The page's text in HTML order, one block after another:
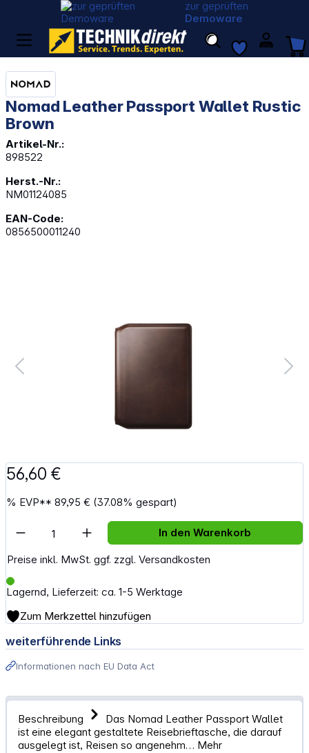
zur geprüften
Demoware
Nomad Leather Passport Wallet Rustic
Brown
Artikel-Nr.:
898522
Herst.-Nr.:
NM01124085
EAN-Code:
0856500011240
56,60 €
% EVP**89,95 € (37.08% gespart)
Preise inkl. MwSt. ggf. zzgl. Versandkosten
Lagernd, Lieferzeit: ca. 1-5 Werktage
Artikel Anzahl: Gib den gewünschten
In den Warenkorb
Zum Merkzettel hinzufügen
weiterführende Links
Informationen nach EU Data Act
Beschreibung
Das Nomad Leather Passport Wallet
ist eine elegant gestaltete Reisebrieftasche, die darauf
ausgelegt ist, Reisen so angenehm… Mehr